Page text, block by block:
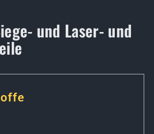
und Laser- und